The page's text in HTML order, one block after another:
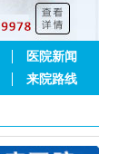
医院新闻
来院路线